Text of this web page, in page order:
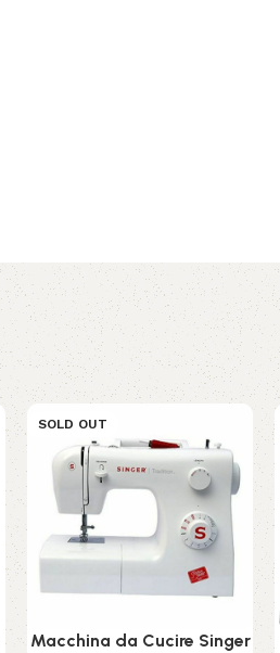
SOLD OUT
Macchina da Cucire Singer